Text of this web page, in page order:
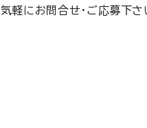
軽にお問合せ・ご応募下さ